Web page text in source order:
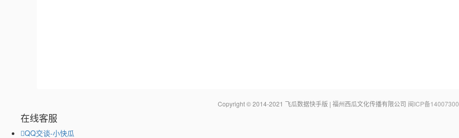
Copyright © 2014-2021 飞瓜数据快手版 | 福州西瓜文化传播有限公司 闽ICP备
在线客服
QQ交谈-小快瓜